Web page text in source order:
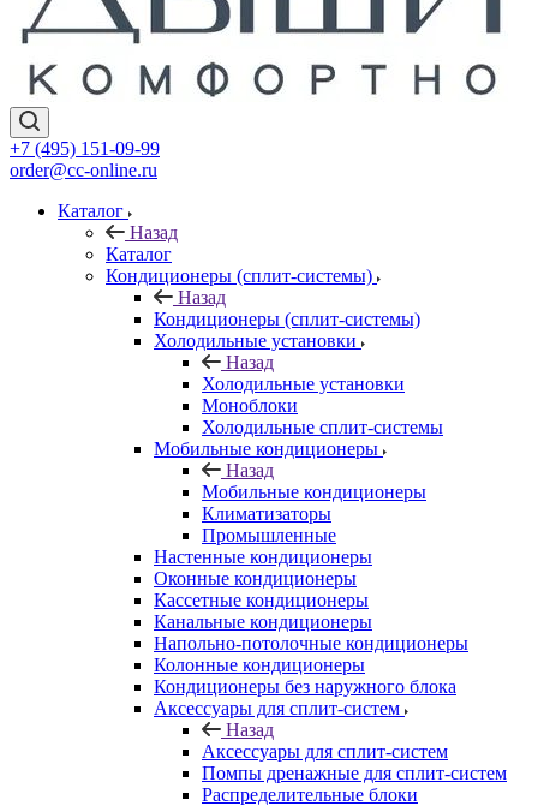
+7 (495) 151-09-99
order@cc-online.ru
Каталог
Назад
Каталог
Кондиционеры (сплит-системы)
Назад
Кондиционеры (сплит-системы)
Холодильные установки
Назад
Холодильные установки
Моноблоки
Холодильные сплит-системы
Мобильные кондиционеры
Назад
Мобильные кондиционеры
Климатизаторы
Промышленные
Настенные кондиционеры
Оконные кондиционеры
Кассетные кондиционеры
Канальные кондиционеры
Напольно-потолочные кондиционеры
Колонные кондиционеры
Кондиционеры без наружного блока
Аксессуары для сплит-систем
Назад
Аксессуары для сплит-систем
Помпы дренажные для сплит-систем
Распределительные блоки